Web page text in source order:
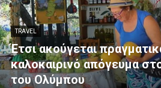
TRAVEL
Έτσι ακούγεται
καλοκαιρινό απόγευμα
του Ολύμπου